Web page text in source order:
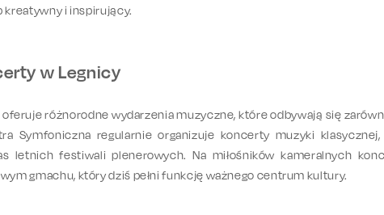
kreatywny i inspirujący.
w Legnicy
różnorodne wydarzenia muzyczne, które odbywają się
Symfoniczna regularnie organizuje koncerty muzyki
letnich festiwali plenerowych. Na miłośników kameralnych
gmachu, który dziś pełni funkcję ważnego centrum kultury.